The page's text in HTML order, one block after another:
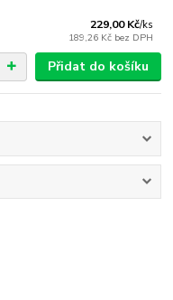
229,00 Kč/ks
189,26 Kč bez DPH
Přidat do košíku